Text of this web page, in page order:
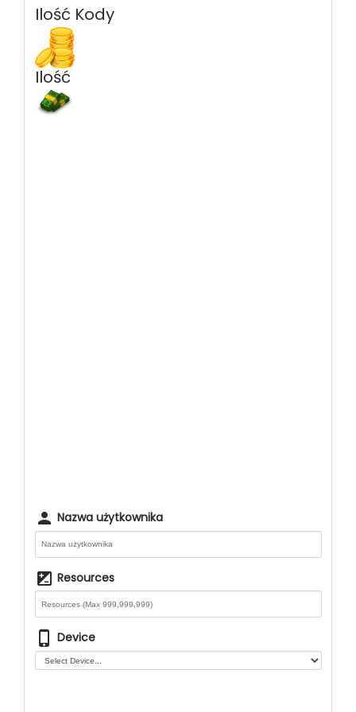
Ilość Kody
Ilość
person Nazwa użytkownika
iso Resources
phone_iphone Device